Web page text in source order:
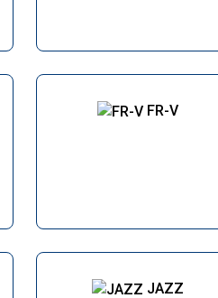
FR-V
JAZZ